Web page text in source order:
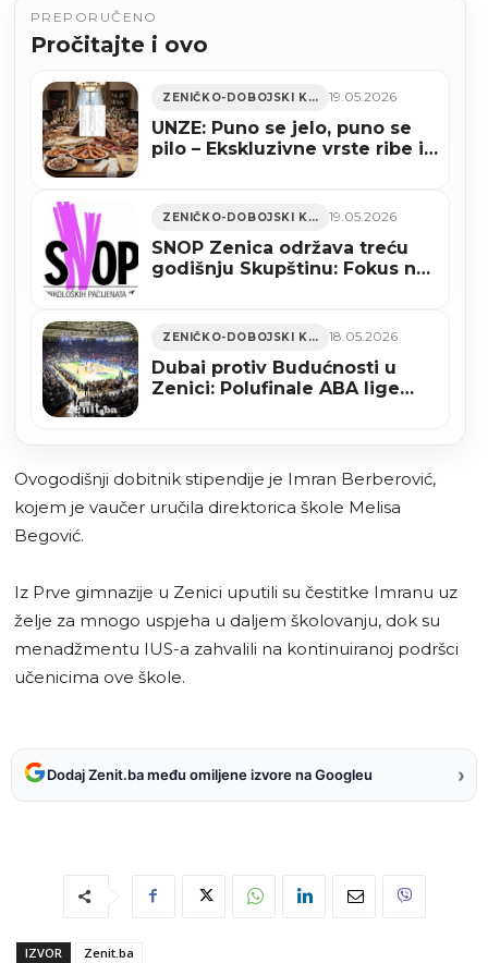
PREPORUČENO
Pročitajte i ovo
ZENIČKO-DOBOJSKI KANTON 19.05.2026
UNZE: Puno se jelo, puno se
pilo – Ekskluzivne vrste ribe i
rasipništvo?
ZENIČKO-DOBOJSKI KANTON 19.05.2026
SNOP Zenica održava treću
godišnju Skupštinu: Fokus na
sistema
ZENIČKO-DOBOJSKI KANTON 18.05.2026
Dubai protiv Budućnosti u
Zenici: Polufinale ABA lige
Ovogodišnji dobitnik stipendije je Imran Berberović,
kojem je vaučer uručila direktorica škole Melisa
Begović.
Iz Prve gimnazije u Zenici uputili su čestitke Imranu uz
želje za mnogo uspjeha u daljem školovanju, dok su
menadžmentu IUS-a zahvalili na kontinuiranoj podršci
učenicima ove škole.
Dodaj Zenit.ba među omiljene izvore na Googleu ›
IZVOR
Zenit.ba